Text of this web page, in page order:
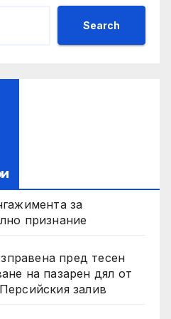
Search
за
признание
пред тесен
на пазарен дял от
залив